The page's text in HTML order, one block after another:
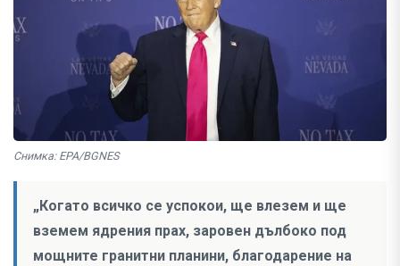
Снимка: EPA/BGNES
„Когато всичко се успокои, ще влезем и ще
вземем ядрения прах, заровен дълбоко под
мощните гранитни планини, благодарение на